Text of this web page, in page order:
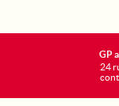
GP
24